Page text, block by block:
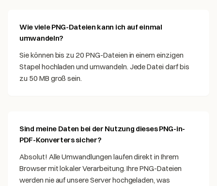
Wie viele PNG-Dateien kann ich auf einmal
umwandeln?
Sie können bis zu 20 PNG-Dateien in einem einzigen
Stapel hochladen und umwandeln. Jede Datei darf bis
zu 50 MB groß sein.
Sind meine Daten bei der Nutzung dieses PNG-in-
PDF-Konverters sicher?
Absolut! Alle Umwandlungen laufen direkt in Ihrem
Browser mit lokaler Verarbeitung. Ihre PNG-Dateien
werden nie auf unsere Server hochgeladen, was